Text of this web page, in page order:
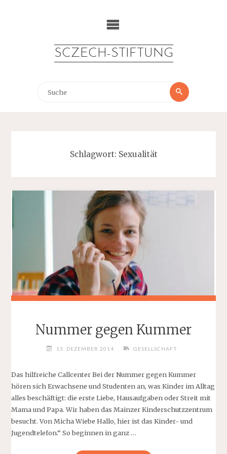
SCZECH-STIFTUNG
Suche
Suche
Schlagwort: Sexualität
Nummer gegen Kummer
13. DEZEMBER 2014 GESELLSCHAFT
Das hilfreiche Callcenter Bei der Nummer gegen Kummer
hören sich Erwachsene und Studenten an, was Kinder im Alltag
alles beschäftigt: die erste Liebe, Hausaufgaben oder Streit mit
Mama und Papa. Wir haben das Mainzer Kinderschutzzentrum
besucht. Von Micha Wiebe Hallo, hier ist das Kinder- und
Jugendtelefon.“ So beginnen in ganz …